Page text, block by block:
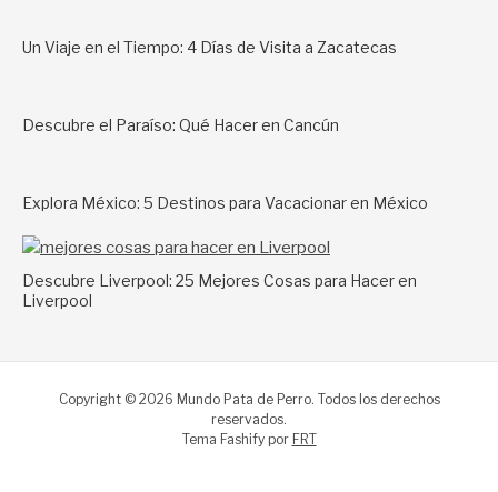
Un Viaje en el Tiempo: 4 Días de Visita a Zacatecas
Descubre el Paraíso: Qué Hacer en Cancún
Explora México: 5 Destinos para Vacacionar en México
Descubre Liverpool: 25 Mejores Cosas para Hacer en
Liverpool
Copyright © 2026 Mundo Pata de Perro. Todos los derechos
reservados.
Tema Fashify por FRT